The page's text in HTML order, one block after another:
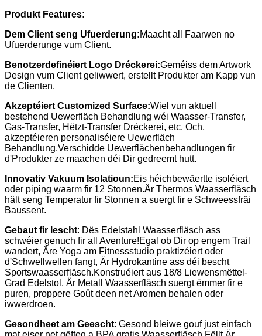
Produkt Features:
Dem Client seng Ufuerderung:Maacht all Faarwen no
Ufuerderunge vum Client.
Benotzerdefinéiert Logo Dréckerei:Geméiss dem Artwork
Design vum Client geliwwert, erstellt Produkter am Kapp vun
de Clienten.
Akzeptéiert Customized Surface:Wiel vun aktuell
bestehend Uewerfläch Behandlung wéi Waasser-Transfer,
Gas-Transfer, Hëtzt-Transfer Dréckerei, etc. Och,
akzeptéieren personaliséiere Uewerfläch
Behandlung.Verschidde Uewerflächenbehandlungen fir
d'Produkter ze maachen déi Dir gedreemt hutt.
Innovativ Vakuum Isolatioun:Eis héichbewäertte isoléiert
oder piping waarm fir 12 Stonnen.Är Thermos Waasserfläsch
hält seng Temperatur fir Stonnen a suergt fir e Schweessfräi
Baussent.
Gebaut fir lescht: Dës Edelstahl Waasserfläsch ass
schwéier genuch fir all Aventure!Egal ob Dir op engem Trail
wandert, Äre Yoga am Fitnessstudio praktizéiert oder
d'Schwellwellen fangt, Är Hydrokantine ass déi bescht
Sportswaasserfläsch.Konstruéiert aus 18/8 Liewensmëttel-
Grad Edelstol, Är Metall Waasserfläsch suergt ëmmer fir e
puren, proppere Goût deen net Aromen behalen oder
iwwerdroen.
Gesondheet am Geescht: Gesond bleiwe gouf just einfach